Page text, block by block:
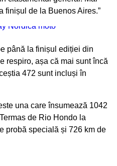
finișul de la Buenos Aires.”
până la finișul ediției din
respiro, așa că mai sunt încă
472 sunt incluși în
una care însumează 1042
de Rio Hondo la
probă specială și 726 km de